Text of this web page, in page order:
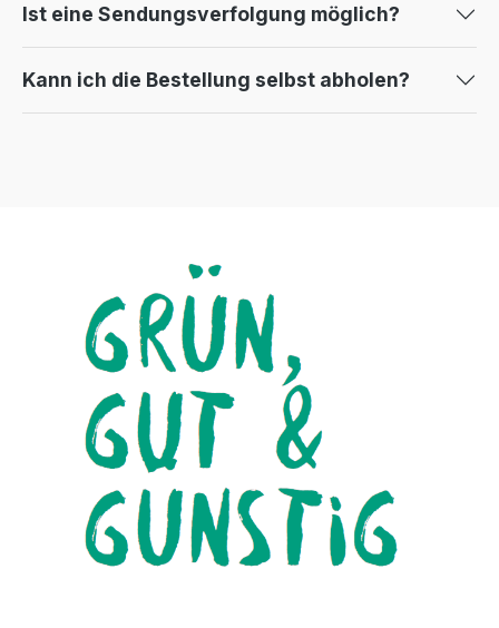
Ist eine Sendungsverfolgung möglich?
Kann ich die Bestellung selbst abholen?